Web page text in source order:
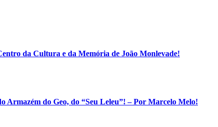
da Cultura e da Memória de João Monlevade!
Armazém do Geo, do “Seu Leleu”! – Por Marcelo Melo!